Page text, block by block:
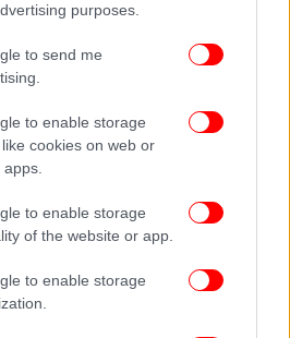
purposes.
to send me
to enable storage
cookies on web or
to enable storage
of the website or app.
to enable storage
μηνύματα
μου λένε ότι θα ήθελαν να